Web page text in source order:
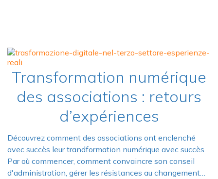
Transformation numérique
des associations : retours
d’expériences
Découvrez comment des associations ont enclenché
avec succès leur trandformation numérique avec succès.
Par où commencer, comment convaincre son conseil
d'administration, gérer les résistances au changement…